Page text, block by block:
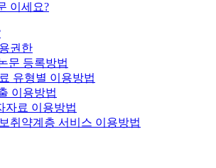
이세요?
권한
문 등록방법
유형별 이용방법
이용방법
자료 이용방법
취약계층 서비스 이용방법